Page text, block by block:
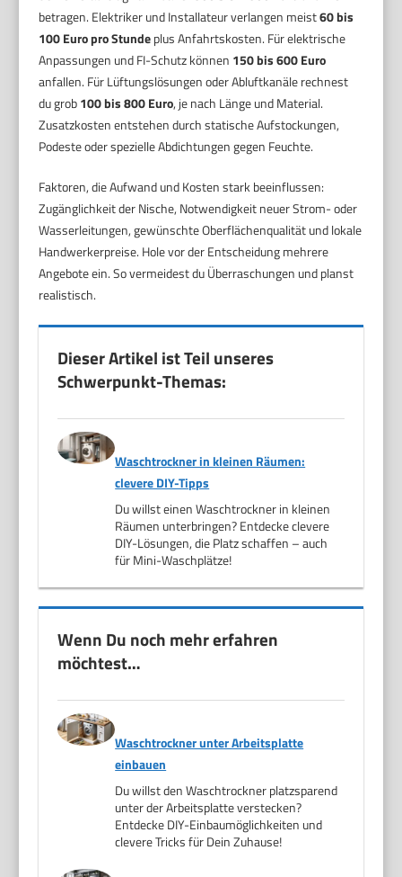
betragen. Elektriker und Installateur verlangen meist60 bis
100 Euro pro Stundeplus Anfahrtskosten. Für elektrische
Anpassungen und FI-Schutz können 150 bis 600 Euro
anfallen. Für Lüftungslösungen oder Abluftkanäle rechnest
du grob100 bis 800 Euro, je nach Länge und Material.
Zusatzkosten entstehen durch statische Aufstockungen,
Podeste oder spezielle Abdichtungen gegen Feuchte.
Faktoren, die Aufwand und Kosten stark beeinflussen:
Zugänglichkeit der Nische, Notwendigkeit neuer Strom- oder
Wasserleitungen, gewünschte Oberflächenqualität und lokale
Handwerkerpreise. Hole vor der Entscheidung mehrere
Angebote ein. So vermeidest du Überraschungen und planst
realistisch.
Dieser Artikel ist Teil unseres
Schwerpunkt-Themas:
Waschtrockner in kleinen Räumen:
clevere DIY-Tipps
Du willst einen Waschtrockner in kleinen
Räumen unterbringen? Entdecke clevere
DIY-Lösungen, die Platz schaffen – auch
für Mini-Waschplätze!
Wenn Du noch mehr erfahren
möchtest…
Waschtrockner unter Arbeitsplatte
einbauen
Du willst den Waschtrockner platzsparend
unter der Arbeitsplatte verstecken?
Entdecke DIY-Einbaumöglichkeiten und
clevere Tricks für Dein Zuhause!